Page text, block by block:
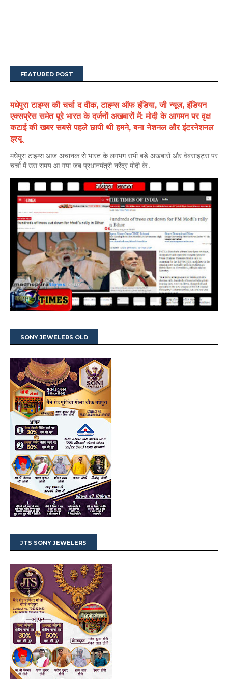
FEATURED POST
मधेपुरा टाइम्स की चर्चा द वीक, टाइम्स ऑफ इंडिया, जी न्यूज, इंडियन
एक्सप्रेस समेत पूरे भारत के दर्जनों अखबारों में: मोदी के आगमन पर वृक्ष
कटाई की खबर सबसे पहले छापी थी हमने, बना नेशनल और इंटरनेशनल
इश्यू
मधेपुरा टाइम्स आज अचानक से भारत के लगभग सभी बड़े अखबारों और वेबसाइट्स पर
चर्चा में उस समय आ गया जब प्रधानमंत्री नरेंद्र मोदी के...
SONY JEWELERS OLD
JTS SONY JEWELERS